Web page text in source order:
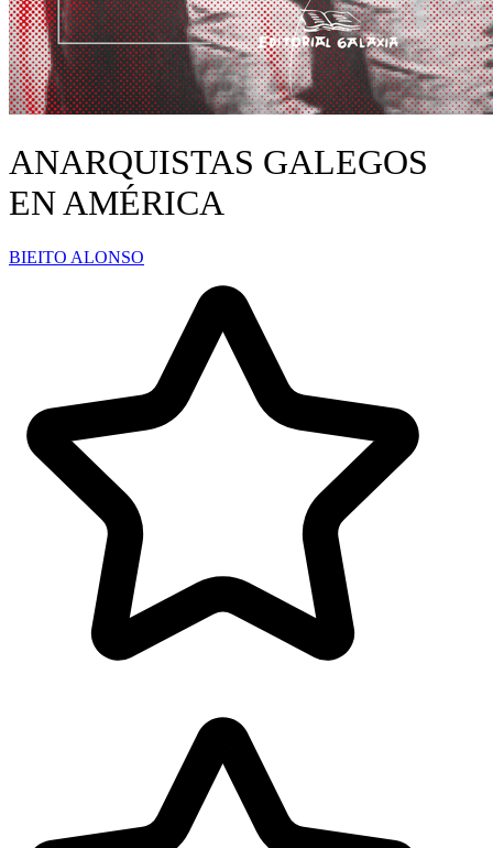
ANARQUISTAS GALEGOS
EN AMÉRICA
BIEITO ALONSO